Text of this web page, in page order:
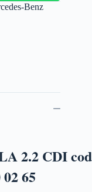
Benz
2.2 CDI cod
65